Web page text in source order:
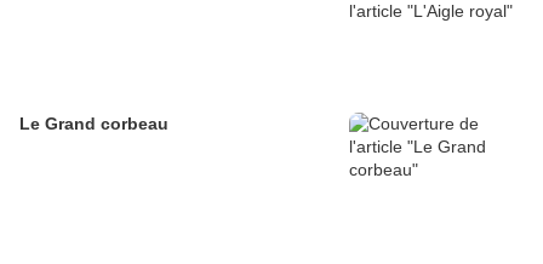
Le Grand corbeau